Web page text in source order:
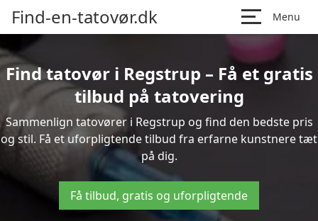
Find-en-tatovør.dk Menu
Find tatovør i Regstrup – Få et gratis
tilbud på tatovering
Sammenlign tatovører i Regstrup og find den bedste pris
og stil. Få et uforpligtende tilbud fra erfarne kunstnere tæt
på dig.
Få tilbud, gratis og uforpligtende